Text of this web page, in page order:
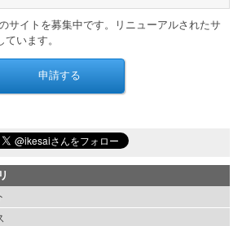
サイトを募集中です。リニューアルされたサ
います。